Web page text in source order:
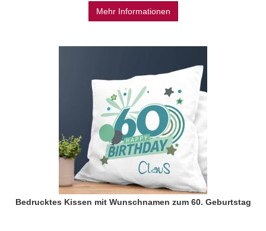
Mehr Informationen
Bedrucktes Kissen mit Wunschnamen zum 60. Geburtstag